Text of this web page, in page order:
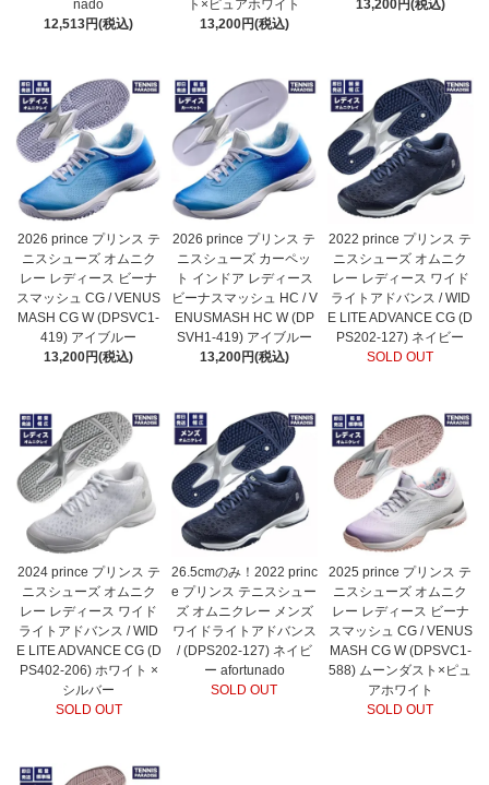
nado
12,513円(税込)
ト×ピュアホワイト
13,200円(税込)
13,200円(税込)
2026 prince プリンス テ
ニスシューズ オムニク
レー レディース ビーナ
スマッシュ CG / VENUS
MASH CG W (DPSVC1-
419) アイブルー
13,200円(税込)
2026 prince プリンス テ
ニスシューズ カーペッ
ト インドア レディース
ビーナスマッシュ HC / V
ENUSMASH HC W (DP
SVH1-419) アイブルー
13,200円(税込)
2022 prince プリンス テ
ニスシューズ オムニク
レー レディース ワイド
ライトアドバンス / WID
E LITE ADVANCE CG (D
PS202-127) ネイビー
SOLD OUT
2024 prince プリンス テ
ニスシューズ オムニク
レー レディース ワイド
ライトアドバンス / WID
E LITE ADVANCE CG (D
PS402-206) ホワイト ×
シルバー
SOLD OUT
26.5cmのみ！2022 princ
e プリンス テニスシュー
ズ オムニクレー メンズ
ワイドライトアドバンス
/ (DPS202-127) ネイビ
ー afortunado
SOLD OUT
2025 prince プリンス テ
ニスシューズ オムニク
レー レディース ビーナ
スマッシュ CG / VENUS
MASH CG W (DPSVC1-
588) ムーンダスト×ピュ
アホワイト
SOLD OUT